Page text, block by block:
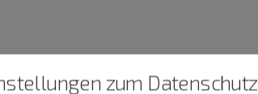
zum Datenschutz